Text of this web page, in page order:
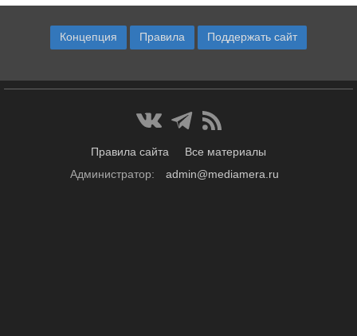
Концепция Правила Поддержать сайт
Правила сайта
Все материалы
Администратор:
admin@mediamera.ru